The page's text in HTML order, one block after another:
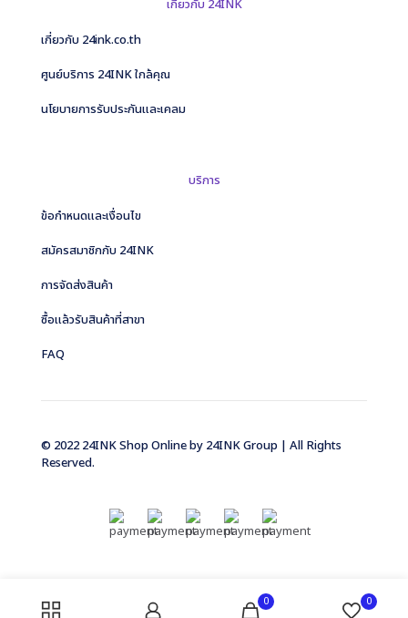
เกี่ยวกับ 24INK
เกี่ยวกับ 24ink.co.th
ศูนย์บริการ 24INK ใกล้คุณ
นโยบายการรับประกันและเคลม
บริการ
ข้อกำหนดและเงื่อนไข
สมัครสมาชิกกับ 24INK
การจัดส่งสินค้า
ซื้อแล้วรับสินค้าที่สาขา
FAQ
© 2022 24INK Shop Online by 24INK Group | All Rights
Reserved.
0 0